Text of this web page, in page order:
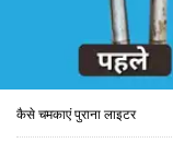
कैसे चमकाएं पुराना लाइटर